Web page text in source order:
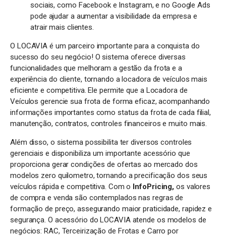
sociais, como Facebook e Instagram, e no Google Ads
pode ajudar a aumentar a visibilidade da empresa e
atrair mais clientes.
O LOCAVIA é um parceiro importante para a conquista do
sucesso do seu negócio! O sistema oferece diversas
funcionalidades que melhoram a gestão da frota e a
experiência do cliente, tornando a locadora de veículos mais
eficiente e competitiva. Ele permite que a Locadora de
Veículos gerencie sua frota de forma eficaz, acompanhando
informações importantes como status da frota de cada filial,
manutenção, contratos, controles financeiros e muito mais.
Além disso, o sistema possibilita ter diversos controles
gerenciais e disponibiliza um importante acessório que
proporciona gerar condições de ofertas ao mercado dos
modelos zero quilometro, tornando a precificação dos seus
veículos rápida e competitiva. Com o InfoPricing, os valores
de compra e venda são contemplados nas regras de
formação de preço, assegurando maior praticidade, rapidez e
segurança. O acessório do LOCAVIA atende os modelos de
negócios: RAC, Terceirização de Frotas e Carro por